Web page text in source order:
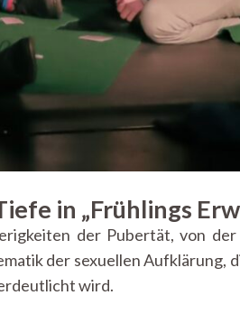
in „Frühlings
der Pubertät, von der
der sexuellen Aufklärung,
wird.